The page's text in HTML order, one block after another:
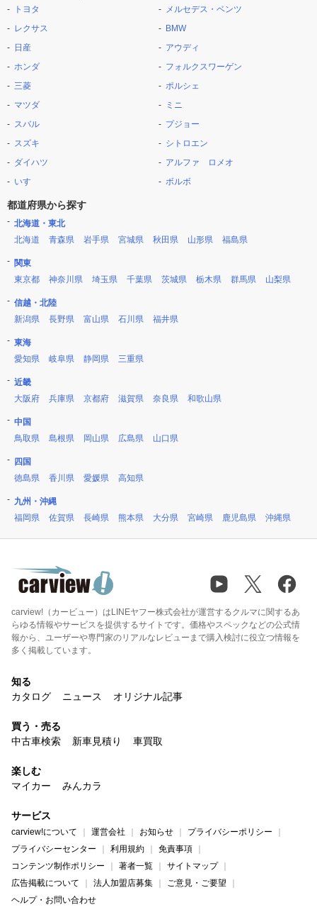
トヨタ
レクサス
日産
ホンダ
三菱
マツダ
スバル
スズキ
ダイハツ
いすゞ
メルセデス・ベンツ
BMW
アウディ
フォルクスワーゲン
ポルシェ
ミニ
プジョー
シトロエン
アルファ ロメオ
ボルボ
都道府県から探す
北海道・東北
北海道
青森県 岩手県 宮城県 秋田県 山形県 福島県
関東
東京都
神奈川県 埼玉県 千葉県 茨城県 栃木県 群馬県 山梨県
信越・北陸
新潟県
長野県 富山県 石川県 福井県
東海
愛知県
岐阜県 静岡県 三重県
近畿
大阪府
兵庫県 京都府 滋賀県 奈良県 和歌山県
中国
鳥取県
島根県 岡山県 広島県 山口県
四国
徳島県
香川県 愛媛県 高知県
九州・沖縄
福岡県
佐賀県 長崎県 熊本県 大分県 宮崎県 鹿児島県 沖縄県
carview!（カービュー）はLINEヤフー株式会社が運営するクルマに関するあ
らゆる情報やサービスを提供するサイトです。価格やスペックなどの公式情
報から、ユーザーや専門家のリアルなレビューまで購入検討に役立つ情報を
多く掲載しています。
知る
カタログ
ニュース オリジナル記事
買う・売る
中古車検索
新車見積り 車買取
楽しむ
マイカー
みんカラ
サービス
carview!について 運営会社 お知らせ
プライバシーポリシー
プライバシーセンター
利用規約
免責事項
コンテンツ制作ポリシー
著者一覧
サイトマップ
広告掲載について
法人加盟店募集
ご意見・ご要望
ヘルプ・お問い合わせ